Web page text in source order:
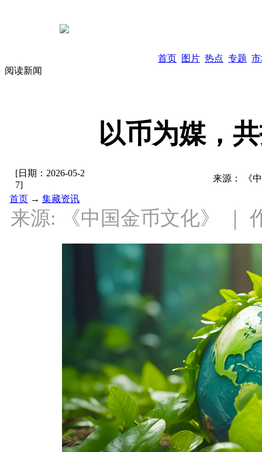
首页 图片 热点 专题
阅读新闻
以币为媒，
[日期： 2026-05-2
7]
来源： 《
首页 → 集藏资讯
来源: 《中国金币文化》 ｜